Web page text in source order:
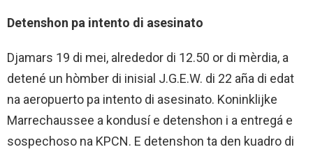
Detenshon pa intento di asesinato
Djamars 19 di mei, alrededor di 12.50 or di mèrdia, a
detené un hòmber di inisial J.G.E.W. di 22 aña di edat
na aeropuerto pa intento di asesinato. Koninklijke
Marrechaussee a kondusí e detenshon i a entregá e
sospechoso na KPCN. E detenshon ta den kuadro di